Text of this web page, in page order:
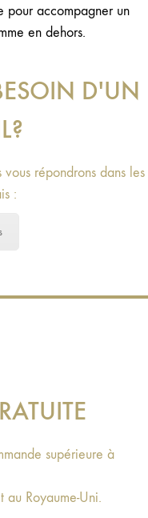
pour accompagner un
en dehors.
D'UN
répondrons dans les
:
supérieure à
Royaume-Uni.